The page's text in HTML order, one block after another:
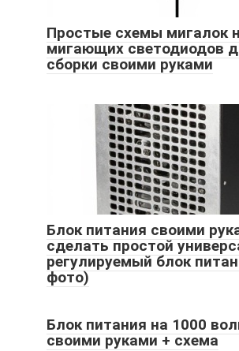
Простые схемы мигалок
мигающих светодиодов
сборки своими руками
Блок питания своими
сделать простой
регулируемый блок
фото)
Блок питания на 1000
своими руками + схема